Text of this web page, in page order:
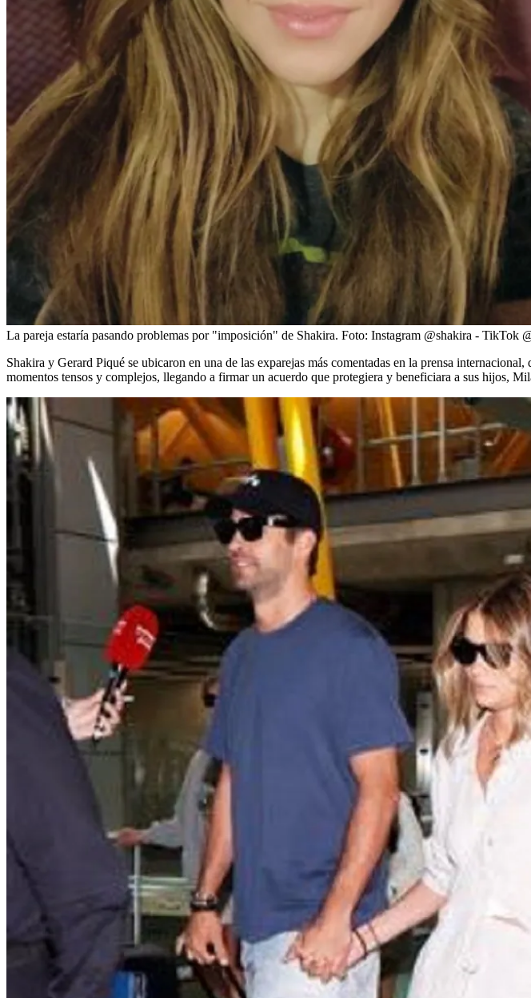
La pareja estaría pasando problemas por "imposición" de Shakira. Foto: Instagram @shakira - TikTok
Shakira y Gerard Piqué se ubicaron en una de las exparejas más comentadas en la prensa
momentos tensos y complejos, llegando a firmar un acuerdo que protegiera y beneficiara a sus hijos,